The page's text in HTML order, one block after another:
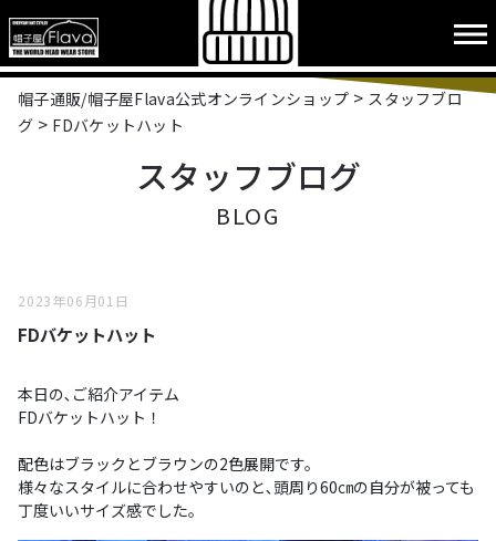
帽子通販/帽子屋Flava公式オンラインショップ > スタッフブロ
グ > FDバケットハット
スタッフブログ
BLOG
2023年06月01日
FDバケットハット
本日の､ご紹介アイテム
FDバケットハット！
配色はブラックとブラウンの2色展開です。
様々なスタイルに合わせやすいのと､頭周り60㎝の自分が被っても
丁度いいサイズ感でした。